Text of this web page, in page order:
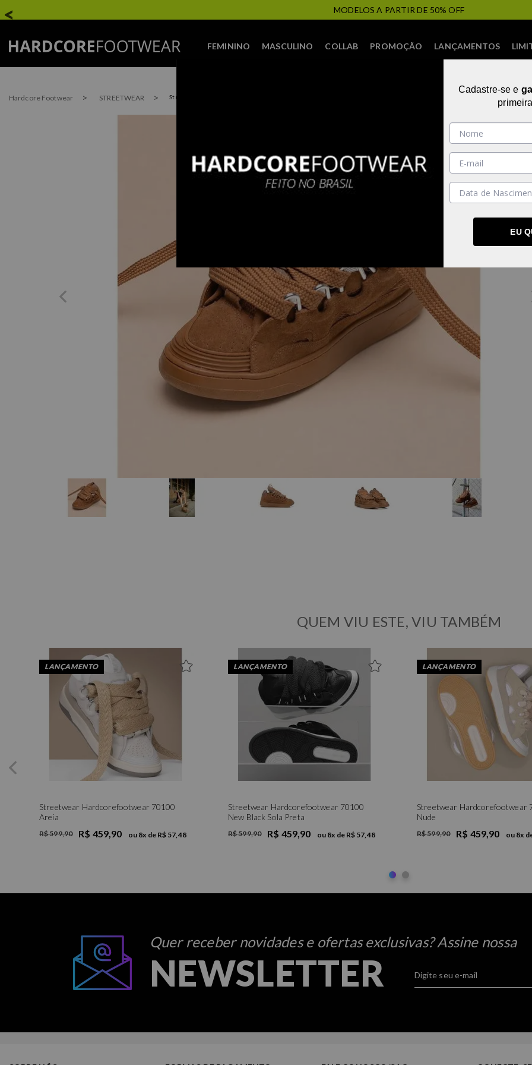
FRETE PROMOCIONAL
FEMININO MASCULINO COLLAB PROMOÇÃO LANÇAMENTOS
Hardcore Footwear STREETWEAR Streetwear
QUEM VIU ESTE, VIU TAMBÉM
LANÇAMENTO
35 3637
Streetwear Hardcorefootwear 70100
Areia
R$ 599,90 R$ 459,90 ou 8x de R$ 57,48
LANÇAMENTO
Streetwear Hardcorefootwear 70100
New Black Sola Preta
R$ 599,90 R$ 459,90 ou 8x de R$ 57,48
LANÇAMENTO
Streetwear Hardcorefootwear
Nude
R$ 599,90 R$ 459,90 ou 8x
Quer receber novidades e ofertas exclusivas? Assine nossa
NEWSLETTER
Cadastre-se e
EU